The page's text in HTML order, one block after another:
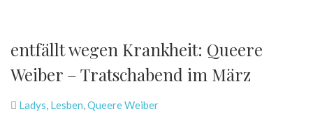
entfällt wegen Krankheit: Queere
Weiber – Tratschabend im März
Ladys, Lesben,Queere Weiber